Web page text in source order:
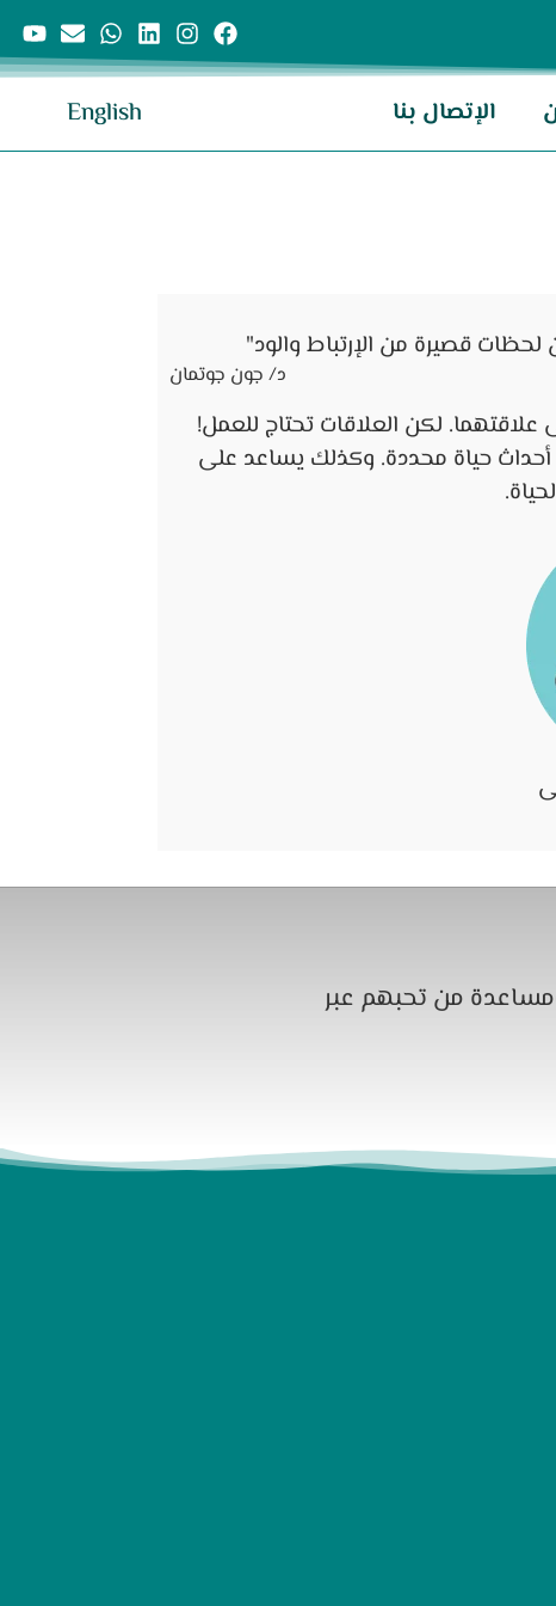
الإتصال بنا English
لحظات قصيرة من الإرتباط والود"
د/ جون جوتمان
لكن العلاقات تحتاج للعمل!
أحداث حياة محددة. وكذلك يساعد على
من تحبهم عبر